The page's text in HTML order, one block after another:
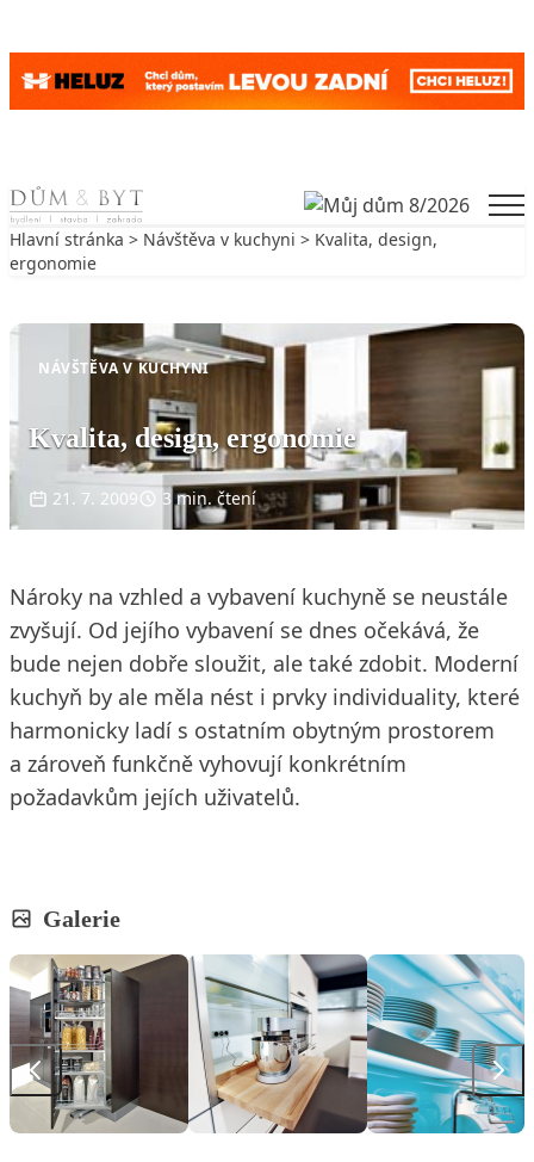
Skip to content
Hlavní stránka > Návštěva v kuchyni > Kvalita, design,
ergonomie
NÁVŠTĚVA V KUCHYNI
Kvalita, design, ergonomie
21. 7. 2009 3 min. čtení
Nároky na vzhled a vybavení kuchyně se neustále
zvyšují. Od jejího vybavení se dnes očekává, že
bude nejen dobře sloužit, ale také zdobit. Moderní
kuchyň by ale měla nést i prvky individuality, které
harmonicky ladí s ostatním obytným prostorem
a zároveň funkčně vyhovují konkrétním
požadavkům jejích uživatelů.
Galerie